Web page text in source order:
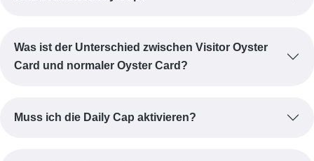
Was ist der Unterschied zwischen Visitor Oyster
Card und normaler Oyster Card?
Muss ich die Daily Cap aktivieren?